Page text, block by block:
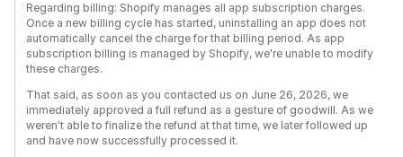
Regarding billing: Shopify manages all app subscription charges.
Once a new billing cycle has started, uninstalling an app does not
automatically cancel the charge for that billing period. As app
subscription billing is managed by Shopify, we're unable to modify
these charges.
That said, as soon as you contacted us on June 26, 2026, we
immediately approved a full refund as a gesture of goodwill. As we
weren't able to finalize the refund at that time, we later followed up
and have now successfully processed it.